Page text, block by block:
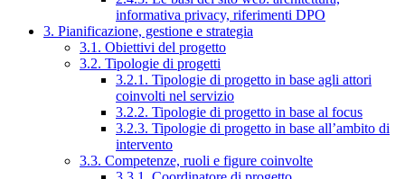
informativa privacy, riferimenti DPO
3. Pianificazione, gestione e strategia
3.1. Obiettivi del progetto
3.2. Tipologie di progetti
3.2.1. Tipologie di progetto in base agli attori
coinvolti nel servizio
3.2.2. Tipologie di progetto in base al focus
3.2.3. Tipologie di progetto in base all’ambito di
intervento
3.3. Competenze, ruoli e figure coinvolte